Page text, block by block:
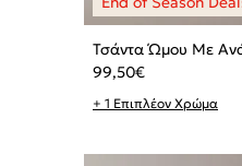
Τσάντα Ώμου Με
99,50€
+ 1 Επιπλέον Χρώμα